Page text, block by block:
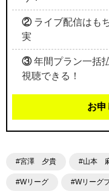
②ライブ配信はも
実
③年間プラン一括
視聴できる！
お申
#宮澤 夕貴 #山本
#Wリーグ #Wリーグ